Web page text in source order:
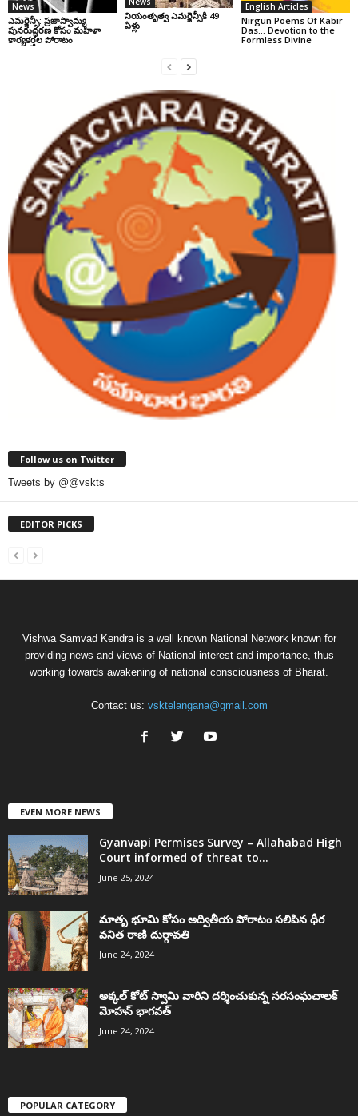
News
ఎమర్జెన్సీ: ప్రజాస్వామ్య
పునరుద్ధరణ కోసం మహిళా
కార్యకర్తల పోరాటం
నియంతృత్వ ఎమర్జెన్సీకి 49
ఏళ్లు
English Articles
Nirgun Poems Of Kabir
Das… Devotion to the
Formless Divine
Follow us on Twitter
Tweets by @@vskts
EDITOR PICKS
Vishwa Samvad Kendra is a well known National Network known for
providing news and views of National interest and importance, thus
working towards awakening of national consciousness of Bharat.
Contact us: vsktelangana@gmail.com
EVEN MORE NEWS
Gyanvapi Permises Survey – Allahabad High
Court informed of threat to...
June 25, 2024
మాతృ భూమి కోసం అద్వితీయ పోరాటం సలిపిన ధీర
వనిత రాణి దుర్గావతి
June 24, 2024
అక్కల్‌ కోట్‌ స్వామి వారిని దర్శించుకున్న సరసంఘచాలక్
మోహన్ భాగవత్
June 24, 2024
POPULAR CATEGORY